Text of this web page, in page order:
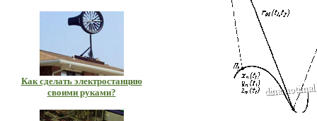
Как сделать электростанцию
своими руками?